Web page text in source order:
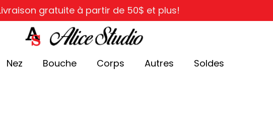
gratuite à partir de 50$ et plus!
Nez Bouche Corps Autres Soldes